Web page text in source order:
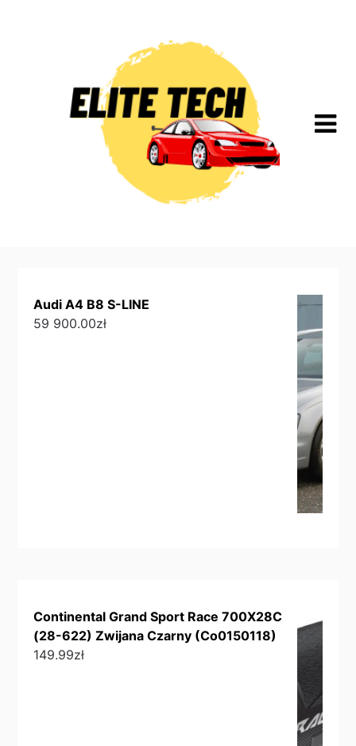
Audi A4 B8 S-LINE
59 900.00zł
Continental Grand Sport Race 700X28C
(28-622) Zwijana Czarny (Co0150118)
149.99zł